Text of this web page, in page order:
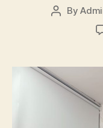
PostBy